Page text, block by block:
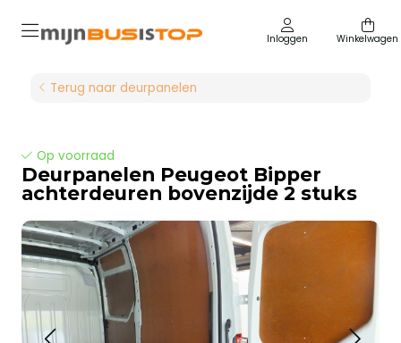
Inloggen Winkelwagen
Terug naar deurpanelen
Op voorraad
Deurpanelen Peugeot Bipper
achterdeuren bovenzijde 2 stuks